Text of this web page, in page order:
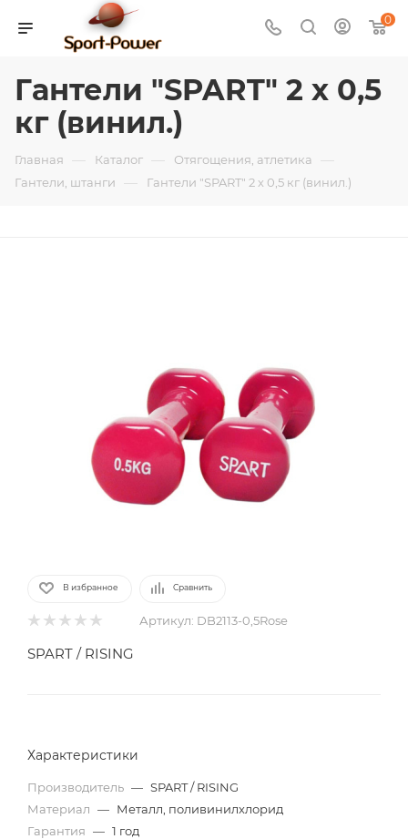
0
Гантели "SPART" 2 х 0,5
кг (винил.)
Главная — Каталог — Отягощения, атлетика —
Гантели, штанги — Гантели "SPART" 2 х 0,5 кг (винил.)
В избранное Сравнить
Артикул: DB2113-0,5Rose
SPART / RISING
Характеристики
Производитель — SPART / RISING
Материал — Металл, поливинилхлорид
Гарантия — 1 год